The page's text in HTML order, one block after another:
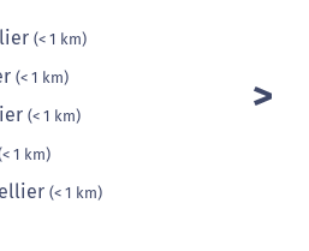
(< 1 km)
(< 1 km)
(< 1 km)
1 km)
(< 1 km)